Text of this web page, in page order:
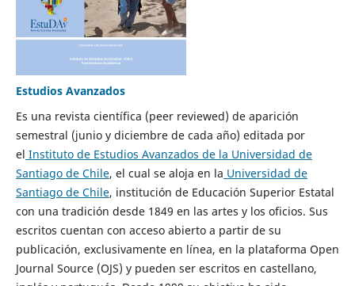
Estudios Avanzados
Es una revista científica (peer reviewed) de aparición
semestral (junio y diciembre de cada año) editada por
el Instituto de Estudios Avanzados de la Universidad de
Santiago de Chile, el cual se aloja en la Universidad de
Santiago de Chile, institución de Educación Superior Estatal
con una tradición desde 1849 en las artes y los oficios. Sus
escritos cuentan con acceso abierto a partir de su
publicación, exclusivamente en línea, en la plataforma Open
Journal Source (OJS) y pueden ser escritos en castellano,